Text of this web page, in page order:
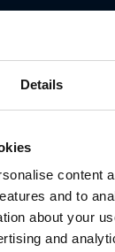
Details
content
and to
about your
and
jotta
yhteyttä